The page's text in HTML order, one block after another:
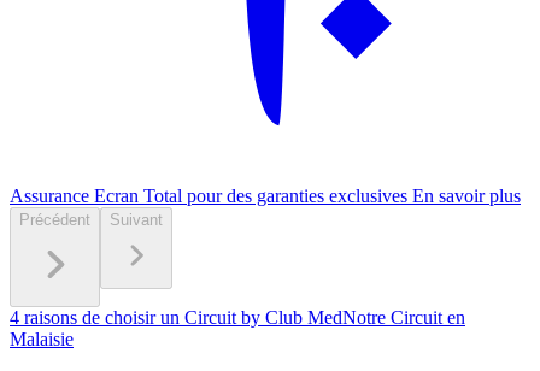
Assurance Ecran Total pour des garanties exclusives En savoir plus
Précédent Suivant
4 raisons de choisir un Circuit by Club MedNotre Circuit en
Malaisie